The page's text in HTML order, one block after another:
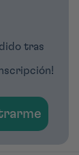
tras